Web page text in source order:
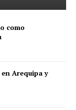
como
Arequipa y